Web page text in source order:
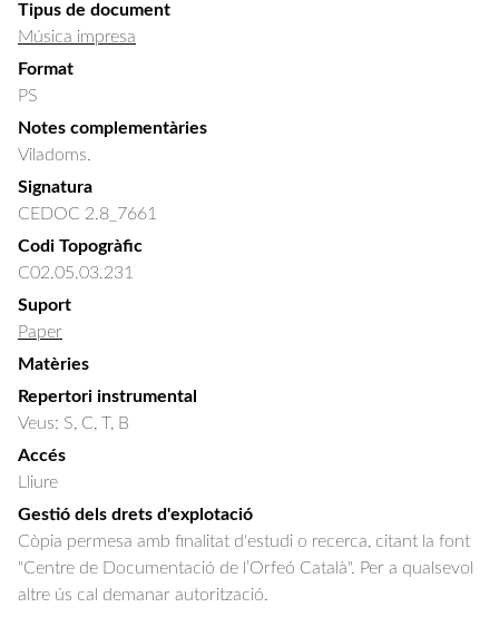
Tipus de document
Música impresa
Format
PS
Notes complementàries
Viladoms.
Signatura
CEDOC 2.8_7661
Codi Topogràfic
C02.05.03.231
Suport
Paper
Matèries
Repertori instrumental
Veus: S, C, T, B
Accés
Lliure
Gestió dels drets d'explotació
Còpia permesa amb finalitat d'estudi o recerca, citant la font
"Centre de Documentació de l’Orfeó Català". Per a qualsevol
altre ús cal demanar autorització.